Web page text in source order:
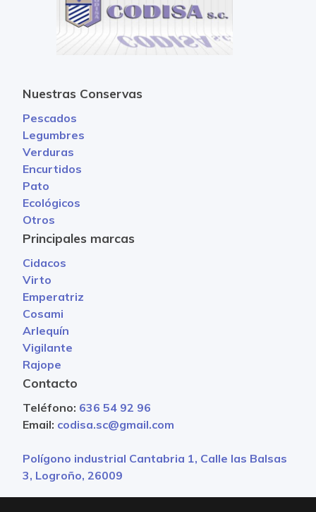
Nuestras Conservas
Pescados
Legumbres
Verduras
Encurtidos
Pato
Ecológicos
Otros
Principales marcas
Cidacos
Virto
Emperatriz
Cosami
Arlequín
Vigilante
Rajope
Contacto
Teléfono: 636 54 92 96
Email: codisa.sc@gmail.com
Polígono industrial Cantabria 1, Calle las Balsas
3, Logroño, 26009